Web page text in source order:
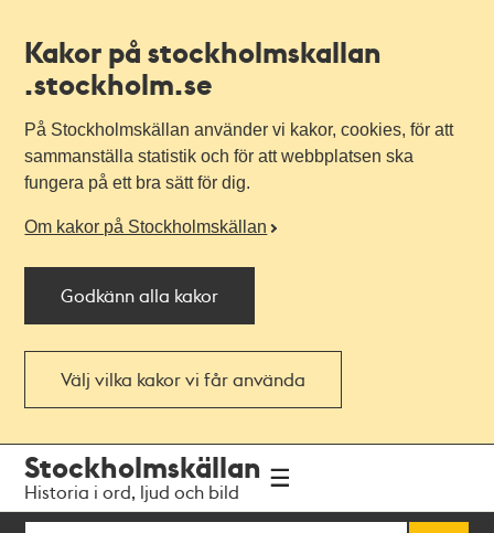
Kakor på stockholmskallan
.stockholm.se
På Stockholmskällan använder vi kakor, cookies, för att
sammanställa statistik och för att webbplatsen ska
fungera på ett bra sätt för dig.
Om kakor på Stockholmskällan
Godkänn alla kakor
Välj vilka kakor vi får använda
navigationen
huvudinnehållet
Stockholmskällan
Historia i ord, ljud och bild
Sök